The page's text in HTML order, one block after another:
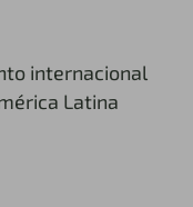
internacional
Latina